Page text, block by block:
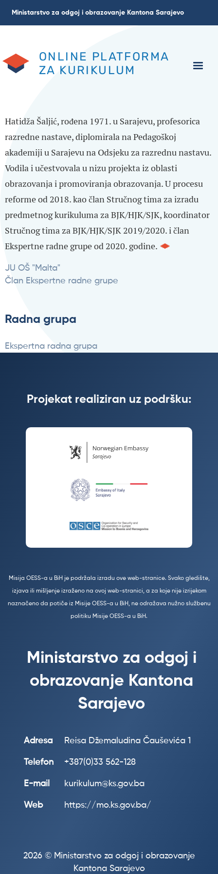
Ministarstvo za odgoj i obrazovanje Kantona Sarajevo
ONLINE PLATFORMA
ZA KURIKULUM
Hatidža Šaljić, rođena 1971. u Sarajevu, profesorica
razredne nastave, diplomirala na Pedagoškoj
akademiji u Sarajevu na Odsjeku za razrednu nastavu.
Vodila i učestvovala u nizu projekta iz oblasti
obrazovanja i promoviranja obrazovanja. U procesu
reforme od 2018. kao član Stručnog tima za izradu
predmetnog kurikuluma za BJK/HJK/SJK, koordinator
Stručnog tima za BJK/HJK/SJK 2019/2020. i član
Ekspertne radne grupe od 2020. godine.
JU OŠ "Malta"
Član Ekspertne radne grupe
Radna grupa
Ekspertna radna grupa
Projekat realiziran uz podršku:
Misija OESS-a u BiH je podržala izradu ove web-stranice. Svako gledište,
izjava ili mišljenje izraženo na ovoj web-stranici, a za koje nije izrijekom
naznačeno da potiče iz Misije OESS-a u BiH, ne odražava nužno službenu
politiku Misije OESS-a u BiH.
Ministarstvo za odgoj i
obrazovanje Kantona
Sarajevo
Adresa Reisa Džemaludina Čauševića 1
Telefon +387(0)33 562-128
E-mail kurikulum@ks.gov.ba
Web https://mo.ks.gov.ba/
2026 © Ministarstvo za odgoj i obrazovanje
Kantona Sarajevo